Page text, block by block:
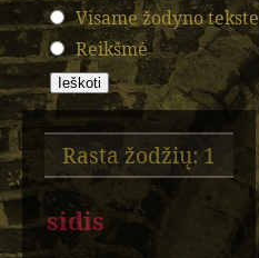
Visame žodyno tekste
Reikšmė
Rasta žodžių: 1
sidis